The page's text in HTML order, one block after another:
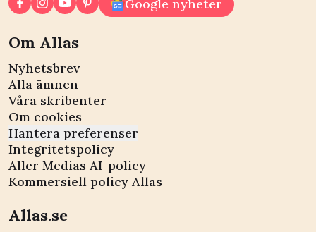
Google nyheter
Om Allas
Nyhetsbrev
Alla ämnen
Våra skribenter
Om cookies
Hantera preferenser
Integritetspolicy
Aller Medias AI-policy
Kommersiell policy Allas
Allas.se